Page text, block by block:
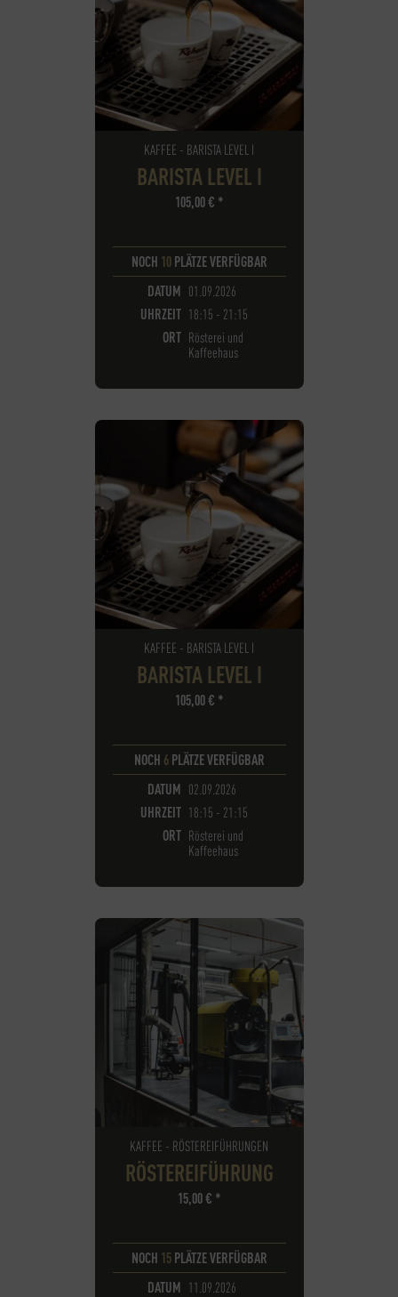
KAFFEE - BARISTA LEVEL I
BARISTA LEVEL I
105,00€ *
NOCH 10PLÄTZE VERFÜGBAR
DATUM 01.09.2026
UHRZEIT 18:15 - 21:15
ORT Rösterei und
Kaffeehaus
KAFFEE - BARISTA LEVEL I
BARISTA LEVEL I
105,00€ *
NOCH 6PLÄTZE VERFÜGBAR
DATUM 02.09.2026
UHRZEIT 18:15 - 21:15
ORT Rösterei und
Kaffeehaus
KAFFEE - RÖSTEREIFÜHRUNGEN
RÖSTEREIFÜHRUNG
15,00€ *
NOCH 15PLÄTZE VERFÜGBAR
DATUM 11.09.2026